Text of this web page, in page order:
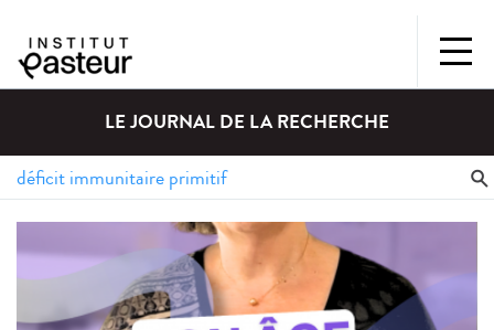
LE JOURNAL DE LA RECHERCHE